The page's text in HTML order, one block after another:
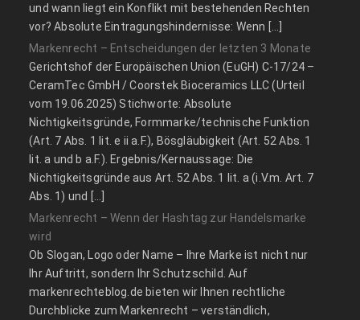
und wann liegt ein Konflikt mit bestehenden Rechten
vor? Absolute Eintragungshindernisse: Wenn […]
Markenrecht – Entscheidungen der letzten 3 Monate
Gerichtshof der Europäischen Union (EuGH) C‑17/24 –
CeramTec GmbH / Coorstek Bioceramics LLC (Urteil
vom 19.06.2025) Stichworte: Absolute
Nichtigkeitsgründe, Formmarke/technische Funktion
(Art. 7 Abs. 1 lit. e ii a.F.), Bösgläubigkeit (Art. 52 Abs. 1
lit. a und b a.F.). Ergebnis/Kernaussage: Die
Nichtigkeitsgründe aus Art. 52 Abs. 1 lit. a (i.V.m. Art. 7
Abs. 1) und […]
Markenrecht – Wenn der Hashtag zur Handelsmarke
wird
Ob Slogan, Logo oder Name – Ihre Marke ist nicht nur
Ihr Auftritt, sondern Ihr Schutzschild. Auf
markenrechteblog.de bieten wir Ihnen rechtliche
Durchblicke zum Markenrecht – verständlich,